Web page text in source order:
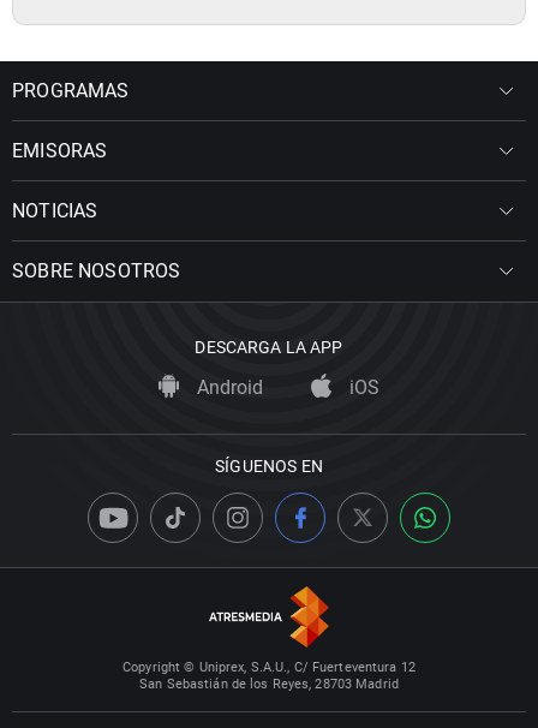
PROGRAMAS
EMISORAS
NOTICIAS
SOBRE NOSOTROS
DESCARGA LA APP
Android iOS
SÍGUENOS EN
Copyright © Uniprex, S.A.U., C/ Fuerteventura 12
San Sebastián de los Reyes, 28703 Madrid